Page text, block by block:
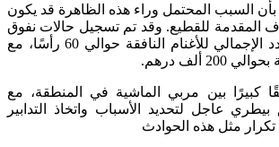
السبب المحتمل وراء هذه الظاهرة قد يكون
المقدمة للقطيع. وقد تم تسجيل حالات نفوق
جديدة، حيث بلغ العدد الإجمالي للأغنام النافقة حوالي 60 رأسًا، مع
ألف درهم.
كبيرًا بين مربي الماشية في المنطقة، مع
عاجل لتحديد الأسباب واتخاذ التدابير
تكرار مثل هذه الحوادث